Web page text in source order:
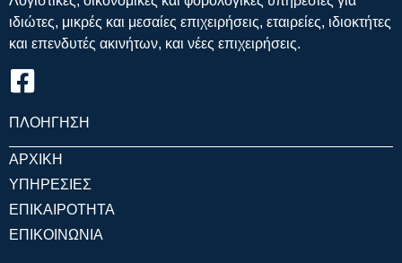
ιδιώτες, μικρές και μεσαίες επιχειρήσεις, εταιρείες, ιδιοκτήτες
και επενδυτές ακινήτων, και νέες επιχειρήσεις.
ΠΛΟΗΓΗΣΗ
ΑΡΧΙΚΗ
ΥΠΗΡΕΣΙΕΣ
ΕΠΙΚΑΙΡΟΤΗΤΑ
ΕΠΙΚΟΙΝΩΝΙΑ